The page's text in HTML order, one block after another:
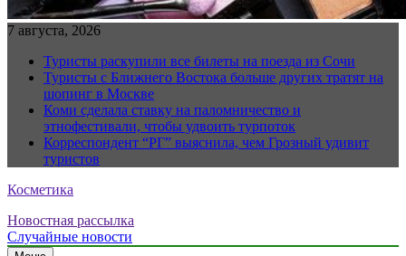
7 августа, 2026
Туристы раскупили все билеты на поезда из Сочи
Туристы с Ближнего Востока больше других тратят на
шопинг в Москве
Коми сделала ставку на паломничество и
этнофестивали, чтобы удвоить турпоток
Корреспондент “РГ” выяснила, чем Грозный удивит
туристов
Косметика
Новостная рассылка
Случайные новости